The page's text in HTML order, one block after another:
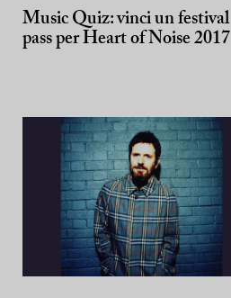
Music Quiz: vinci un festival
pass per Heart of Noise 2017